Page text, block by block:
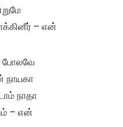
– என்
நாயகா
நாதா
– என்